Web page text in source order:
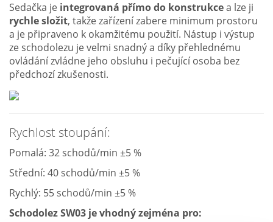
Sedačka je integrovaná přímo do konstrukcea lze ji
rychle složit, takže zařízení zabere minimum prostoru
a je připraveno k okamžitému použití. Nástup i výstup
ze schodolezu je velmi snadný a díky přehlednému
ovládání zvládne jeho obsluhu i pečující osoba bez
předchozí zkušenosti.
Rychlost stoupání:
Pomalá: 32 schodů/min ±5 %
Střední: 40 schodů/min ±5 %
Rychlý: 55 schodů/min ±5 %
Schodolez SW03 je vhodný zejména pro: